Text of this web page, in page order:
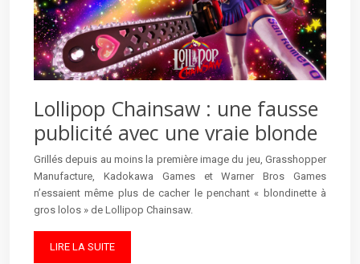
Lollipop Chainsaw : une fausse
publicité avec une vraie blonde
Grillés depuis au moins la première image du jeu, Grasshopper
Manufacture, Kadokawa Games et Warner Bros Games
n’essaient même plus de cacher le penchant « blondinette à
gros lolos » de Lollipop Chainsaw.
LIRE LA SUITE